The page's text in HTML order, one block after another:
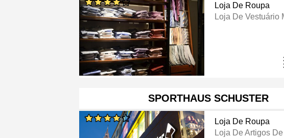
Loja De Roupa
Loja De Vestuário
SPORTHAUS SCHUSTER
Loja De Roupa
Loja De Artigos